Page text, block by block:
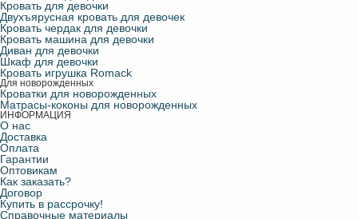
Кровать для девочки
Двухъярусная кровать для девочек
Кровать чердак для девочки
Кровать машина для девочки
Диван для девочки
Шкаф для девочки
Кровать игрушка Romack
Для новорожденных
Кроватки для новорожденных
Матрасы-коконы для новорожденных
ИНФОРМАЦИЯ
О нас
Доставка
Оплата
Гарантии
Оптовикам
Как заказать?
Договор
Купить в рассрочку!
Справочные материалы